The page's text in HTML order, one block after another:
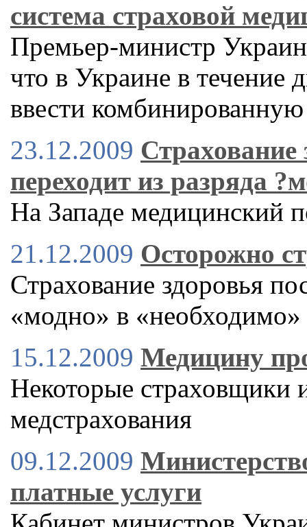
система страховой
Премьер-министр
что в Украине в течение
ввести
23.12.2009 Страхование
переходит из разряда
На Западе медицинский
21.12.2009 Осторожно
Страхование здоровья
«модно» в «необходимо»
15.12.2009 Медицину
Некоторые страховщики
медстрахования
09.12.2009
платные услуги